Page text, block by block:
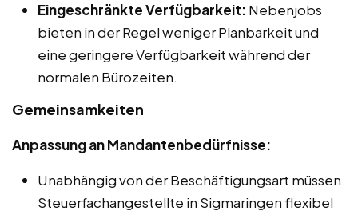
Eingeschränkte Verfügbarkeit: Nebenjobs
bieten in der Regel weniger Planbarkeit und
eine geringere Verfügbarkeit während der
normalen Bürozeiten.
Gemeinsamkeiten
Anpassung an Mandantenbedürfnisse:
Unabhängig von der Beschäftigungsart müssen
Steuerfachangestellte in Sigmaringen flexibel